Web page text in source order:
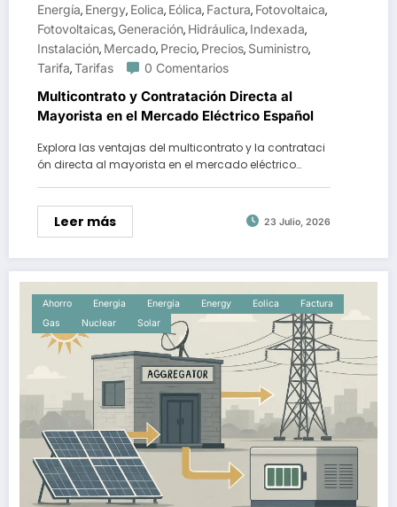
Energía, Energy, Eolica, Eólica, Factura, Fotovoltaica,
Fotovoltaicas, Generación, Hidráulica, Indexada,
Instalación, Mercado, Precio, Precios, Suministro,
Tarifa,Tarifas 0 Comentarios
Multicontrato y Contratación Directa al
Mayorista en el Mercado Eléctrico Español
Explora las ventajas del multicontrato y la contrataci
ón directa al mayorista en el mercado eléctrico…
Leer más 23 Julio, 2026
Ahorro Energia Energía Energy Eolica
Factura
Gas
Nuclear Solar